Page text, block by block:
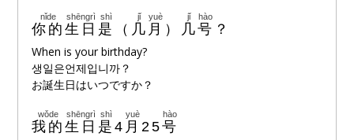
你的
nǐde
生日
shēngrì
是
shì
（ 几
jǐ
月
yuè
） 几
jǐ
号
hào
？
When is your birthday?
생일은언제입니까？
お誕生日はいつですか？
我的
wǒde
生日
shēngrì
是
shì
4 月
yuè
25号
hào